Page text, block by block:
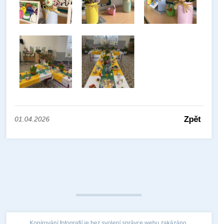
01.04.2026 Zpět